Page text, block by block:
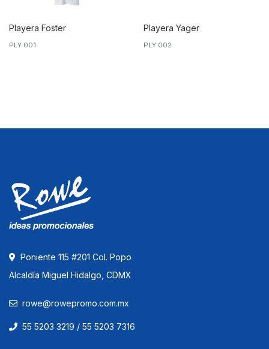
Playera Foster
PLY 001
Playera Yager
PLY 002
Poniente 115 #201 Col. Popo
Alcaldía Miguel Hidalgo, CDMX
rowe@rowepromo.com.mx
55 5203 3219 / 55 5203 7316